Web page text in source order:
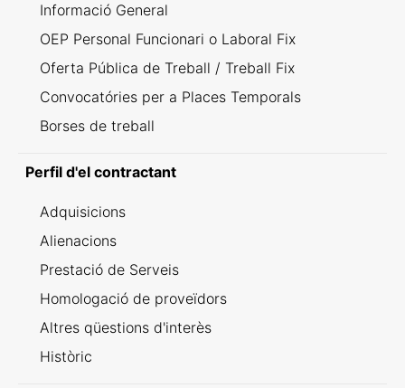
Informació General
OEP Personal Funcionari o Laboral Fix
Oferta Pública de Treball / Treball Fix
Convocatóries per a Places Temporals
Borses de treball
Perfil d'el contractant
Adquisicions
Alienacions
Prestació de Serveis
Homologació de proveïdors
Altres qüestions d'interès
Històric